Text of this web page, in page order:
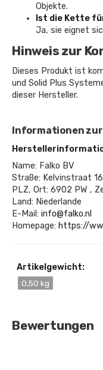
Objekte.
Ist die Kette
Ja, sie eignet
Hinweis zur
Dieses Produkt ist
und Solid Plus
dieser Hersteller.
Informationen
Name: Falko BV
Straße: Kelvinstraat
PLZ, Ort: 6902 PW ,
Land: Niederlande
E-Mail: info@falko.nl
Homepage: https://
Artikelgewicht:
0,50 kg
Bewertungen